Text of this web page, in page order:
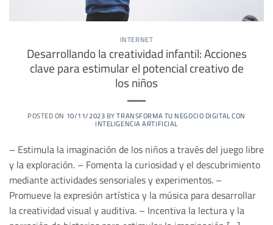
INTERNET
Desarrollando la creatividad infantil: Acciones
clave para estimular el potencial creativo de
los niños
POSTED ON 10/11/2023BYTRANSFORMA TU NEGOCIO DIGITAL CON
INTELIGENCIA ARTIFICIAL
– Estimula la imaginación de los niños a través del juego libre
y la exploración. – Fomenta la curiosidad y el descubrimiento
mediante actividades sensoriales y experimentos. –
Promueve la expresión artística y la música para desarrollar
la creatividad visual y auditiva. – Incentiva la lectura y la